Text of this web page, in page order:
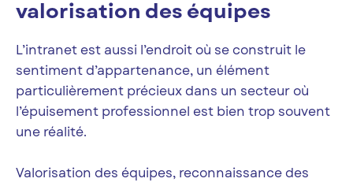
valorisation des équipes
L’intranet est aussi l’endroit où se construit le
sentiment d’appartenance, un élément
particulièrement précieux dans un secteur où
l’épuisement professionnel est bien trop souvent
une réalité.
Valorisation des équipes, reconnaissance des